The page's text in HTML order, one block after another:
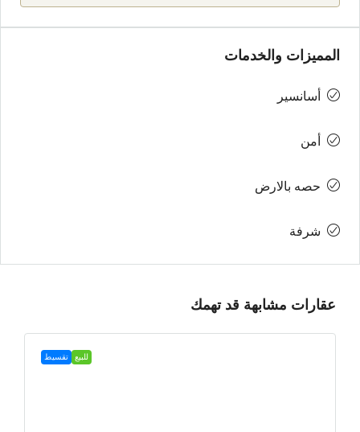
المميزات والخدمات
أسانسير
أمن
حصه بالارض
شرفة
عقارات مشابهة قد تهمك
للبيع تقسيط